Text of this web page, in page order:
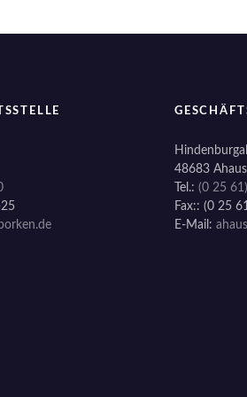
48683 Ahaus
Tel.: (0 25
Fax:: (0 25
E-Mail: